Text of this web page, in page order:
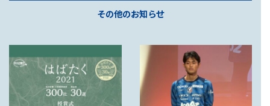
その他のお知らせ